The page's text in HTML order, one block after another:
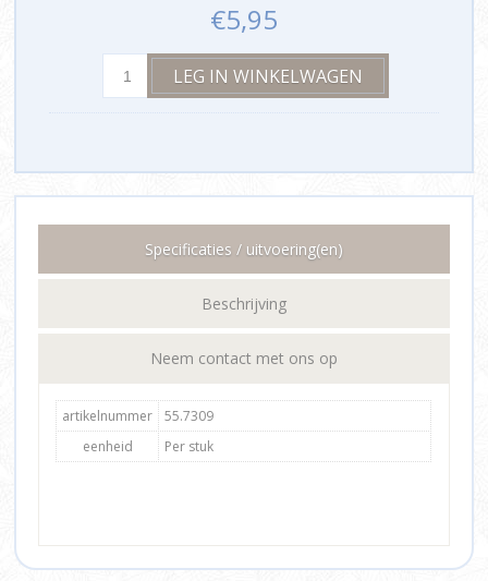
€5,95
Specificaties / uitvoering(en)
Beschrijving
Neem contact met ons op
artikelnummer
55.7309
eenheid
Per stuk